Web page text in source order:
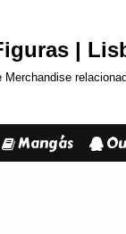
|
Mangás